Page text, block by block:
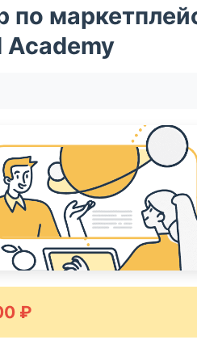
Academy
₽